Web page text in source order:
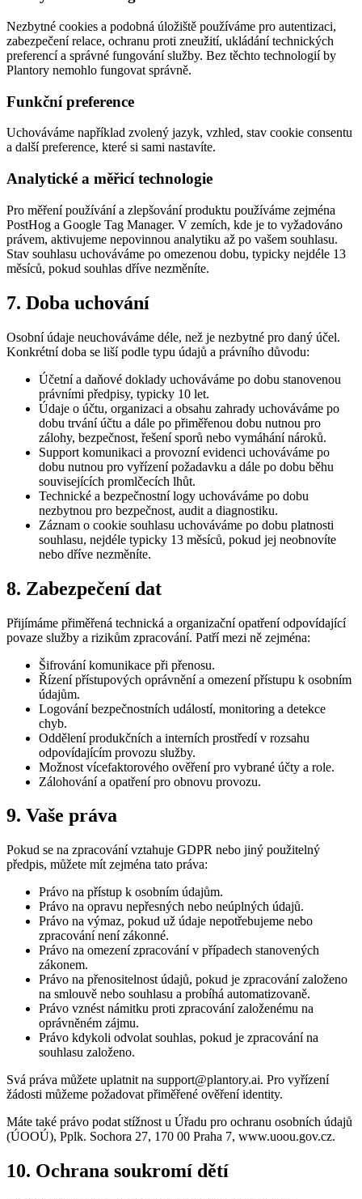
Nezbytné cookies a podobná úložiště používáme pro autentizaci,
zabezpečení relace, ochranu proti zneužití, ukládání technických
preferencí a správné fungování služby. Bez těchto technologií by
Plantory nemohlo fungovat správně.
Funkční preference
Uchováváme například zvolený jazyk, vzhled, stav cookie consentu
a další preference, které si sami nastavíte.
Analytické a měřicí technologie
Pro měření používání a zlepšování produktu používáme zejména
PostHog a Google Tag Manager. V zemích, kde je to vyžadováno
právem, aktivujeme nepovinnou analytiku až po vašem souhlasu.
Stav souhlasu uchováváme po omezenou dobu, typicky nejdéle 13
měsíců, pokud souhlas dříve nezměníte.
7. Doba uchování
Osobní údaje neuchováváme déle, než je nezbytné pro daný účel.
Konkrétní doba se liší podle typu údajů a právního důvodu:
Účetní a daňové doklady uchováváme po dobu stanovenou
právními předpisy, typicky 10 let.
Údaje o účtu, organizaci a obsahu zahrady uchováváme po
dobu trvání účtu a dále po přiměřenou dobu nutnou pro
zálohy, bezpečnost, řešení sporů nebo vymáhání nároků.
Support komunikaci a provozní evidenci uchováváme po
dobu nutnou pro vyřízení požadavku a dále po dobu běhu
souvisejících promlčecích lhůt.
Technické a bezpečnostní logy uchováváme po dobu
nezbytnou pro bezpečnost, audit a diagnostiku.
Záznam o cookie souhlasu uchováváme po dobu platnosti
souhlasu, nejdéle typicky 13 měsíců, pokud jej neobnovíte
nebo dříve nezměníte.
8. Zabezpečení dat
Přijímáme přiměřená technická a organizační opatření odpovídající
povaze služby a rizikům zpracování. Patří mezi ně zejména:
Šifrování komunikace při přenosu.
Řízení přístupových oprávnění a omezení přístupu k osobním
údajům.
Logování bezpečnostních událostí, monitoring a detekce
chyb.
Oddělení produkčních a interních prostředí v rozsahu
odpovídajícím provozu služby.
Možnost vícefaktorového ověření pro vybrané účty a role.
Zálohování a opatření pro obnovu provozu.
9. Vaše práva
Pokud se na zpracování vztahuje GDPR nebo jiný použitelný
předpis, můžete mít zejména tato práva:
Právo na přístup k osobním údajům.
Právo na opravu nepřesných nebo neúplných údajů.
Právo na výmaz, pokud už údaje nepotřebujeme nebo
zpracování není zákonné.
Právo na omezení zpracování v případech stanovených
zákonem.
Právo na přenositelnost údajů, pokud je zpracování založeno
na smlouvě nebo souhlasu a probíhá automatizovaně.
Právo vznést námitku proti zpracování založenému na
oprávněném zájmu.
Právo kdykoli odvolat souhlas, pokud je zpracování na
souhlasu založeno.
Svá práva můžete uplatnit na support@plantory.ai. Pro vyřízení
žádosti můžeme požadovat přiměřené ověření identity.
Máte také právo podat stížnost u Úřadu pro ochranu osobních údajů
(ÚOOÚ), Pplk. Sochora 27, 170 00 Praha 7, www.uoou.gov.cz.
10. Ochrana soukromí dětí